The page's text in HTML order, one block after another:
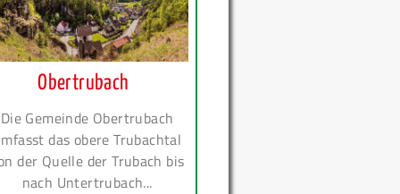
Obertrubach
Die Gemeinde Obertrubach
das obere Trubachtal
der Quelle der Trubach bis
nach Untertrubach...